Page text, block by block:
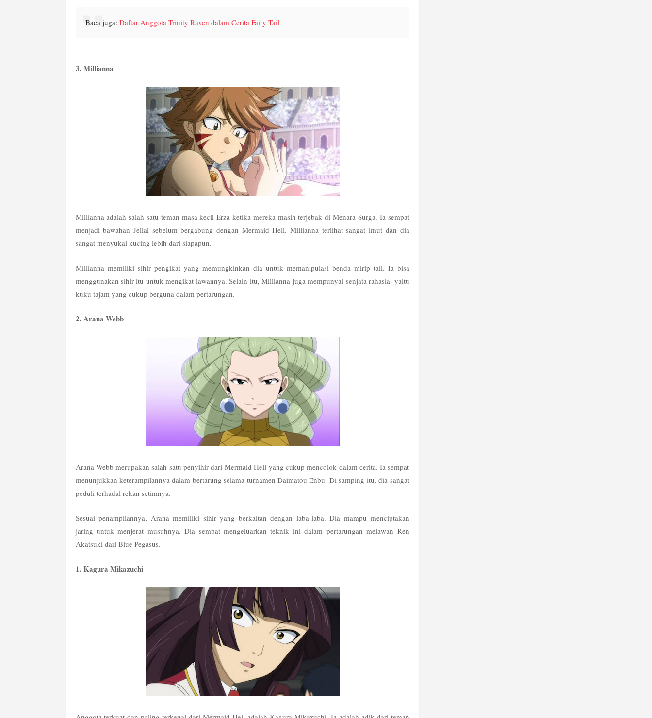
Baca juga: Daftar Anggota Trinity Raven dalam Cerita Fairy Tail
3. Millianna
Millianna adalah salah satu teman masa kecil Erza ketika mereka masih terjebak di Menara Surga. Ia sempat
menjadi bawahan Jellal sebelum bergabung dengan Mermaid Hell. Millianna terlihat sangat imut dan dia
sangat menyukai kucing lebih dari siapapun.
Millianna memiliki sihir pengikat yang memungkinkan dia untuk memanipulasi benda mirip tali. Ia bisa
menggunakan sihir itu untuk mengikat lawannya. Selain itu, Millianna juga mempunyai senjata rahasia, yaitu
kuku tajam yang cukup berguna dalam pertarungan.
2. Arana Webb
Arana Webb merupakan salah satu penyihir dari Mermaid Hell yang cukup mencolok dalam cerita. Ia sempat
menunjukkan keterampilannya dalam bertarung selama turnamen Daimatou Enbu. Di samping itu, dia sangat
peduli terhadal rekan setimnya.
Sesuai penampilannya, Arana memiliki sihir yang berkaitan dengan laba-laba. Dia mampu menciptakan
jaring untuk menjerat musuhnya. Dia sempat mengeluarkan teknik ini dalam pertarungan melawan Ren
Akatsuki dari Blue Pegasus.
1. Kagura Mikazuchi